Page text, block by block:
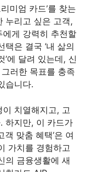
미엄 카드’를 찾는
누리고 싶은 고객,
게 강력히 추천할
은 결국 ‘내 삶의
에 달려 있는데, 신
러한 목표를 충족
습니다.
치열해지고, 고
하지만, 이 카드가
객 맞춤 혜택’은 여
가치를 경험하고
의 금융생활에 새